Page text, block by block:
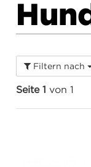
Filtern nach
Seite 1 von 1